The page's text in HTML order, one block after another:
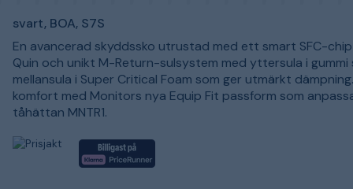
svart, BOA, S7S
En avancerad skyddssko utrustad med ett smart SFC-
Quin och unikt M-Return-sulsystem med yttersula i gummi
mellansula i Super Critical Foam som ger utmärkt
komfort med Monitors nya Equip Fit passform som
tåhättan MNTR1.